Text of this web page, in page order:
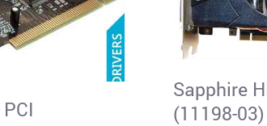
Sapphire
(11198-03)